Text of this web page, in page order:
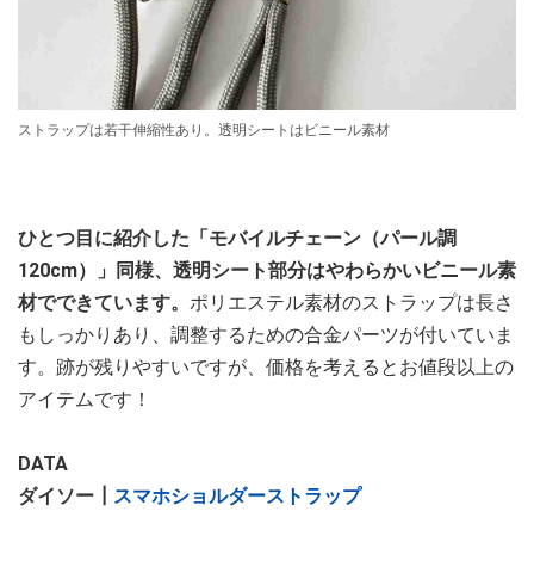
ストラップは若干伸縮性あり。透明シートはビニール素材
ひとつ目に紹介した「モバイルチェーン（パール調
120cm）」同様、透明シート部分はやわらかいビニール素
材でできています。 ポリエステル素材のストラップは長さ
もしっかりあり、調整するための合金パーツが付いていま
す。跡が残りやすいですが、価格を考えるとお値段以上の
アイテムです！
DATA
ダイソー┃ スマホショルダーストラップ